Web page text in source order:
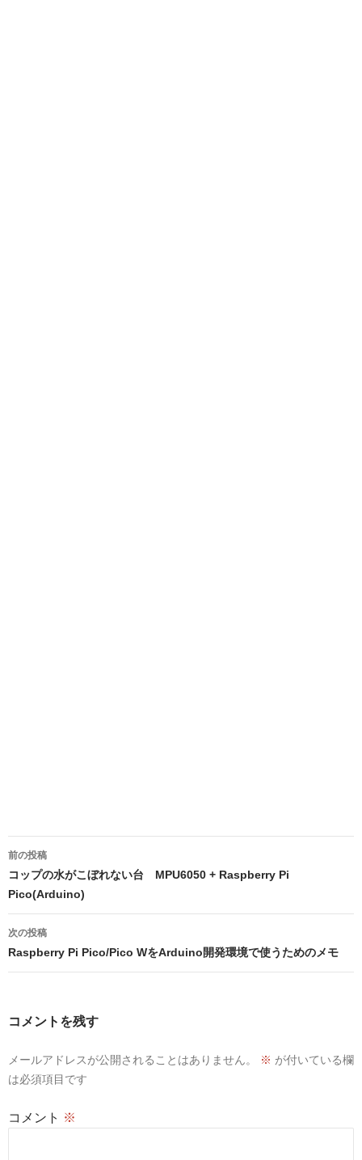
投
稿
ナ
ビ
ゲ
シ
ン
前の投稿
コップの水がこぼれない台 MPU6050 + Raspberry Pi
Pico(Arduino)
次の投稿
Raspberry Pi Pico/Pico WをArduino開発環境で使うためのメモ
コメントを残す
メールアドレスが公開されることはありません。 ※ が付いている欄
は必須項目です
コメント ※